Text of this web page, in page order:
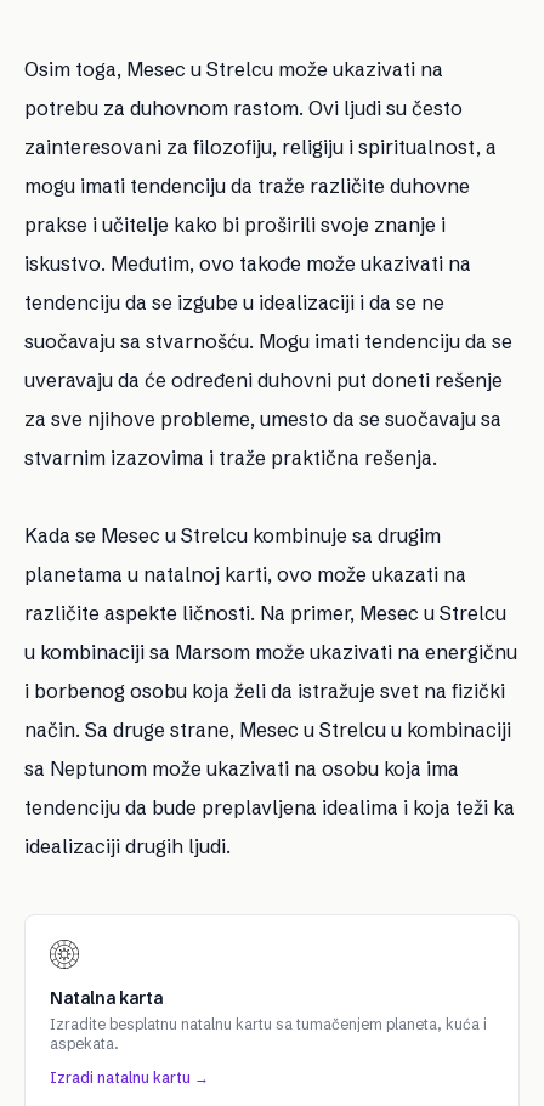
Osim toga, Mesec u Strelcu može ukazivati na
potrebu za duhovnom rastom. Ovi ljudi su često
zainteresovani za filozofiju, religiju i spiritualnost, a
mogu imati tendenciju da traže različite duhovne
prakse i učitelje kako bi proširili svoje znanje i
iskustvo. Međutim, ovo takođe može ukazivati na
tendenciju da se izgube u idealizaciji i da se ne
suočavaju sa stvarnošću. Mogu imati tendenciju da se
uveravaju da će određeni duhovni put doneti rešenje
za sve njihove probleme, umesto da se suočavaju sa
stvarnim izazovima i traže praktična rešenja.
Kada se Mesec u Strelcu kombinuje sa drugim
planetama u natalnoj karti, ovo može ukazati na
različite aspekte ličnosti. Na primer, Mesec u Strelcu
u kombinaciji sa Marsom može ukazivati na energičnu
i borbenog osobu koja želi da istražuje svet na fizički
način. Sa druge strane, Mesec u Strelcu u kombinaciji
sa Neptunom može ukazivati na osobu koja ima
tendenciju da bude preplavljena idealima i koja teži ka
idealizaciji drugih ljudi.
Natalna karta
Izradite besplatnu natalnu kartu sa tumačenjem planeta, kuća i
aspekata.
Izradi natalnu kartu →